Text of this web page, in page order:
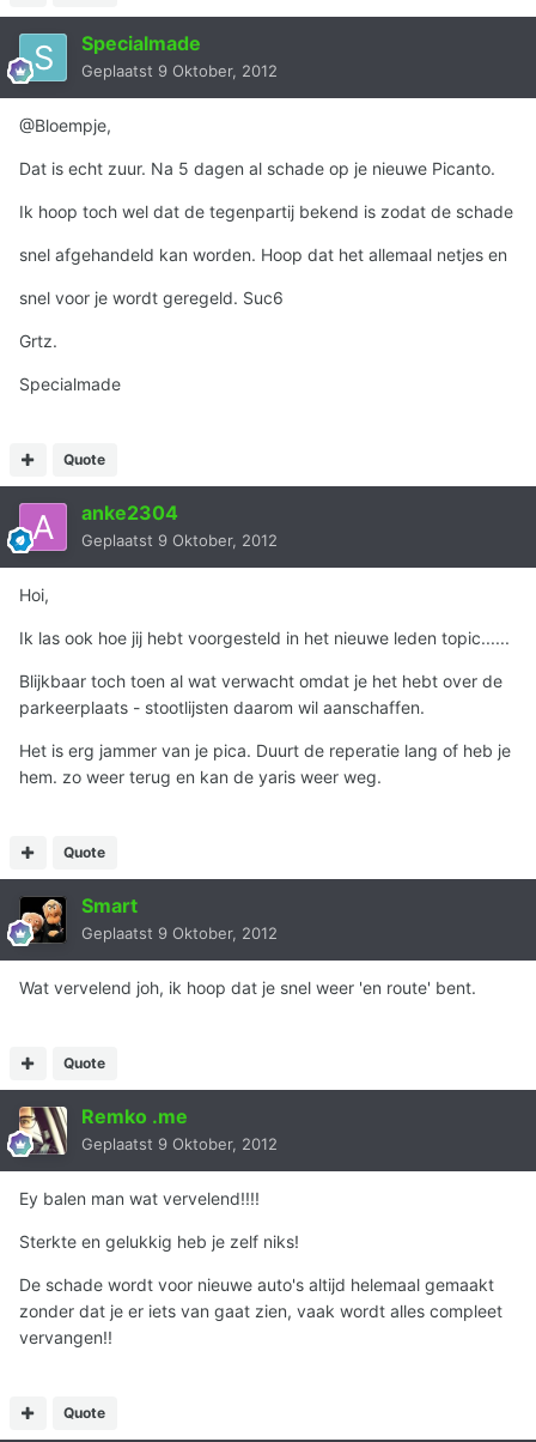
Specialmade
Geplaatst 9 Oktober, 2012
@Bloempje,
Dat is echt zuur. Na 5 dagen al schade op je nieuwe Picanto.
Ik hoop toch wel dat de tegenpartij bekend is zodat de schade
snel afgehandeld kan worden. Hoop dat het allemaal netjes en
snel voor je wordt geregeld. Suc6
Grtz.
Specialmade
Quote
anke2304
Geplaatst 9 Oktober, 2012
Hoi,
Ik las ook hoe jij hebt voorgesteld in het nieuwe leden topic......
Blijkbaar toch toen al wat verwacht omdat je het hebt over de
parkeerplaats - stootlijsten daarom wil aanschaffen.
Het is erg jammer van je pica. Duurt de reperatie lang of heb je
hem. zo weer terug en kan de yaris weer weg.
Quote
Smart
Geplaatst 9 Oktober, 2012
Wat vervelend joh, ik hoop dat je snel weer 'en route' bent.
Quote
Remko .me
Geplaatst 9 Oktober, 2012
Ey balen man wat vervelend!!!!
Sterkte en gelukkig heb je zelf niks!
De schade wordt voor nieuwe auto's altijd helemaal gemaakt
zonder dat je er iets van gaat zien, vaak wordt alles compleet
vervangen!!
Quote